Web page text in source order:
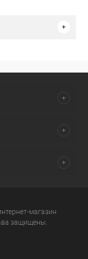
магазин
защищены.